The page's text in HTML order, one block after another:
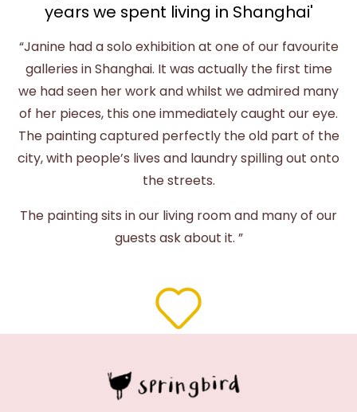
years we spent living in Shanghai'
“Janine had a solo exhibition at one of our favourite
galleries in Shanghai. It was actually the first time
we had seen her work and whilst we admired many
of her pieces, this one immediately caught our eye.
The painting captured perfectly the old part of the
city, with people’s lives and laundry spilling out onto
the streets.
The painting sits in our living room and many of our
guests ask about it. ”